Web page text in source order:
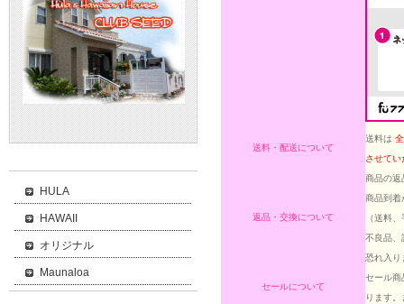
送料・配送について
送料は
させてい
返品・交換について
商品の返
商品到着
（送料
不良品、
恐れ入り
セールについて
セール商
ります
HULA
HAWAII
オリジナル
Maunaloa